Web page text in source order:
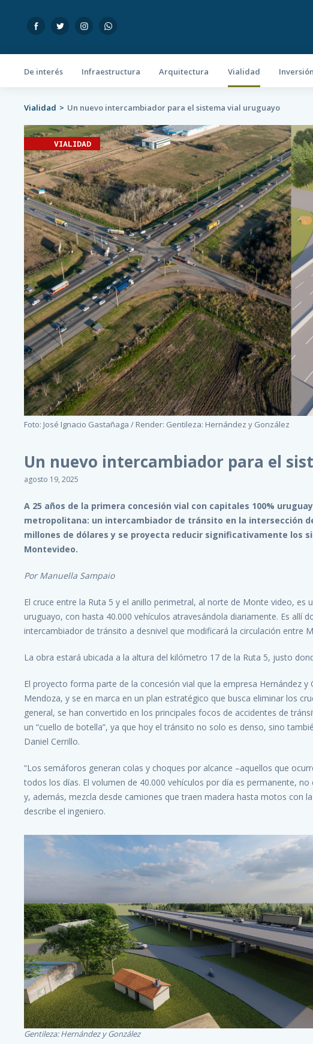
De interés Infraestructura Arquitectura Vialidad Inversión
Vialidad Un nuevo intercambiador para el sistema vial uruguayo
VIALIDAD
Foto: José Ignacio Gastañaga / Render: Gentileza: Hernández y González
Un nuevo intercambiador para el
agosto 19, 2025
A 25 años de la primera concesión vial con capitales 100%
metropolitana: un intercambiador de tránsito en la intersección
millones de dólares y se proyecta reducir significativamente los
Montevideo.
Por Manuella Sampaio
El cruce entre la Ruta 5 y el anillo perimetral, al norte de Monte video,
uruguayo, con hasta 40.000 vehículos atravesándola diariamente. Es allí
intercambiador de tránsito a desnivel que modificará la circulación entre
La obra estará ubicada a la altura del kilómetro 17 de la Ruta 5, justo
El proyecto forma parte de la concesión vial que la empresa Hernández
Mendoza, y se en marca en un plan estratégico que busca eliminar los
general, se han convertido en los principales focos de accidentes de
un “cuello de botella”, ya que hoy el tránsito no solo es denso, sino
Daniel Cerrillo.
“Los semáforos generan colas y choques por alcance –aquellos que
todos los días. El volumen de 40.000 vehículos por día es permanente,
y, además, mezcla desde camiones que traen madera hasta motos con
describe el ingeniero.
Gentileza: Hernández y González